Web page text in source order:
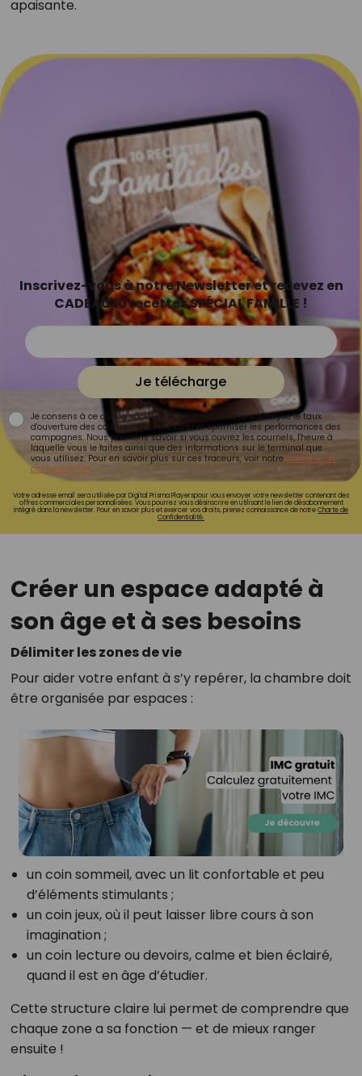
apaisante.
Inscrivez-vous à notre Newsletter et recevez en
CADEAU 10 recettes SPÉCIAL FAMILLE !
Je télécharge
Je consens à ce que la société Digital Prisma Players analyse le taux
d'ouverture des courriels pour mesurer et optimiser les performances des
campagnes. Nous pourrons savoir si vous ouvrez les courriels, l'heure à
laquelle vous le faites ainsi que des informations sur le terminal que
vous utilisez. Pour en savoir plus sur ces traceurs, voir notre politique de
confidentialité.
Votre adresse email sera utilisée par Digital Prisma Playerspour vous envoyer votre newsletter contenant des
offres commerciales personnalisées. Vous pourrez vous désinscrire en utilisant le lien de désabonnement
intégré dans la newsletter. Pour en savoir plus et exercer vos droits, prenez connaissance de notreCharte de
Confidentialité.
Créer un espace adapté à
son âge et à ses besoins
Délimiter les zones de vie
Pour aider votre enfant à s’y repérer, la chambre doit
être organisée par espaces :
un coin sommeil, avec un lit confortable et peu
d’éléments stimulants ;
un coin jeux, où il peut laisser libre cours à son
imagination ;
un coin lecture ou devoirs, calme et bien éclairé,
quand il est en âge d’étudier.
Cette structure claire lui permet de comprendre que
chaque zone a sa fonction — et de mieux ranger
ensuite !